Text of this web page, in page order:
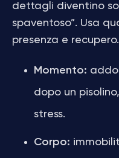
dettagli diventino
spaventoso”. Usa
presenza e recupero.
Momento:
dopo un
stress.
Corpo: